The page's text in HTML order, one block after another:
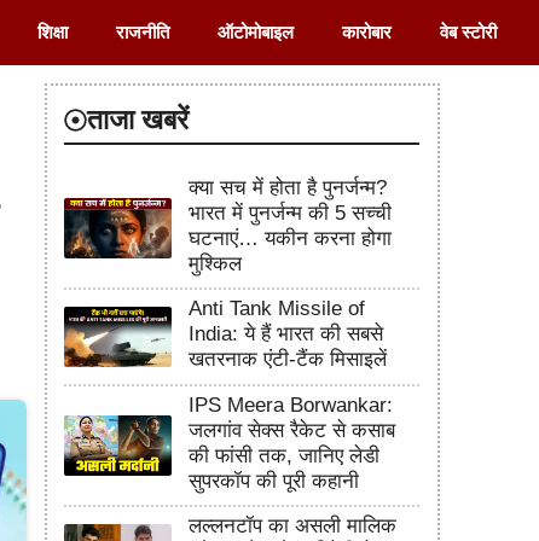
शिक्षा राजनीति ऑटोमोबाइल कारोबार वेब स्टोरी
ताजा खबरें
क्या सच में होता है पुनर्जन्म?
भारत में पुनर्जन्म की 5 सच्ची
घटनाएं… यकीन करना होगा
मुश्किल
Anti Tank Missile of
India: ये हैं भारत की सबसे
खतरनाक एंटी-टैंक मिसाइलें
IPS Meera Borwankar:
जलगांव सेक्स रैकेट से कसाब
की फांसी तक, जानिए लेडी
सुपरकॉप की पूरी कहानी
लल्लनटॉप का असली मालिक